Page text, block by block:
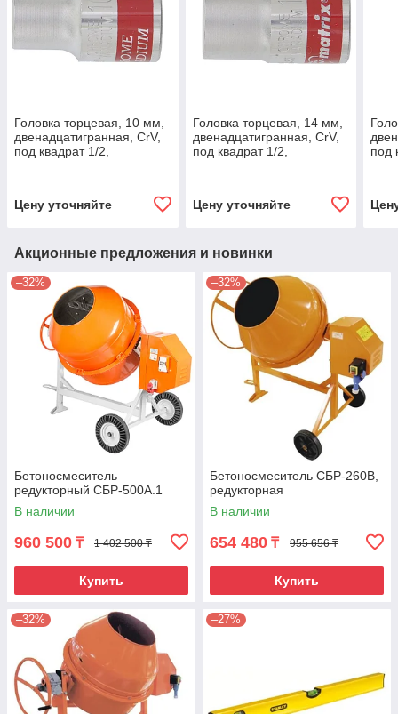
Головка торцевая, 10 мм,
двенадцатигранная, CrV,
под квадрат 1/2,
Цену уточняйте
Головка торцевая, 14 мм,
двенадцатигранная, CrV,
под квадрат 1/2,
Цену уточняйте
под
Акционные предложения и новинки
–32%
Бетоносмеситель
редукторный СБР-500А.1
В наличии
960 500 ₸ 1 402 500 ₸
Купить
–32%
Бетоносмеситель СБР-260В,
редукторная
В наличии
654 480 ₸ 955 656 ₸
Купить
–32% –27%